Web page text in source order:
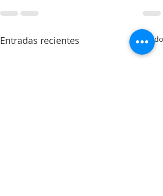
Entradas recientes Ver todo